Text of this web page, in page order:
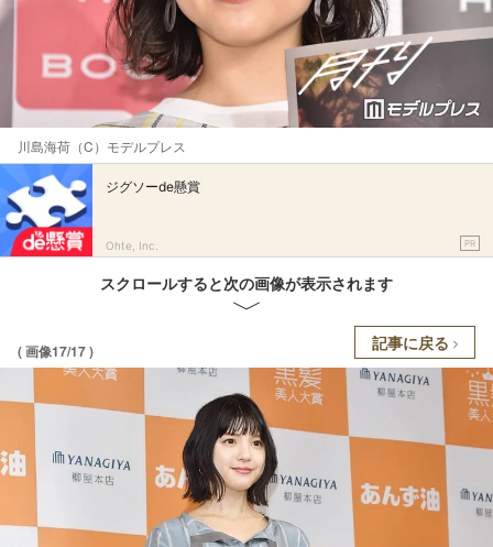
川島海荷（C）モデルプレス
ジグソーde懸賞
Ohte, Inc. PR
スクロールすると次の画像が表示されます
( 画像17/17 ) 記事に戻る